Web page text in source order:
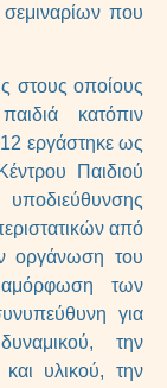
που
στους οποίους
κατόπιν
εργάστηκε ως
Παιδιού
από
οργάνωση του
των
για
την
υλικού, την